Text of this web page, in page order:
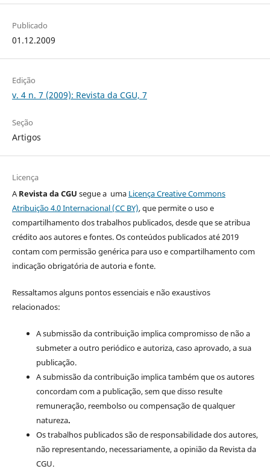
Publicado
01.12.2009
Edição
v. 4 n. 7 (2009): Revista da CGU, 7
Seção
Artigos
Licença
ARevista da CGU segue a uma Licença Creative Commons
Atribuição 4.0 Internacional (CC BY), que permite o uso e
compartilhamento dos trabalhos publicados, desde que se atribua
crédito aos autores e fontes. Os conteúdos publicados até 2019
contam com permissão genérica para uso e compartilhamento com
indicação obrigatória de autoria e fonte.
Ressaltamos alguns pontos essenciais e não exaustivos
relacionados:
A submissão da contribuição implica compromisso de não a
submeter a outro periódico e autoriza, caso aprovado, a sua
publicação.
A submissão da contribuição implica também que os autores
concordam com a publicação, sem que disso resulte
remuneração, reembolso ou compensação de qualquer
natureza.
Os trabalhos publicados são de responsabilidade dos autores,
não representando, necessariamente, a opinião da Revista da
CGU.